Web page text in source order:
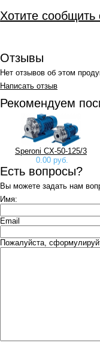
Хотите
Отзывы
Нет отзывов об этом
Написать отзыв
Рекомендуем
Speroni CX-50-125/3
0.00 руб.
Есть вопросы?
Вы можете задать нам
Имя:
Email
Пожалуйста,